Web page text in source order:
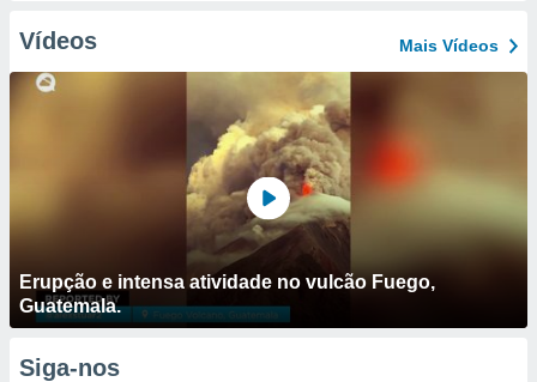
Vídeos Mais Vídeos
Erupção e intensa atividade no vulcão Fuego,
Guatemala.
Siga-nos